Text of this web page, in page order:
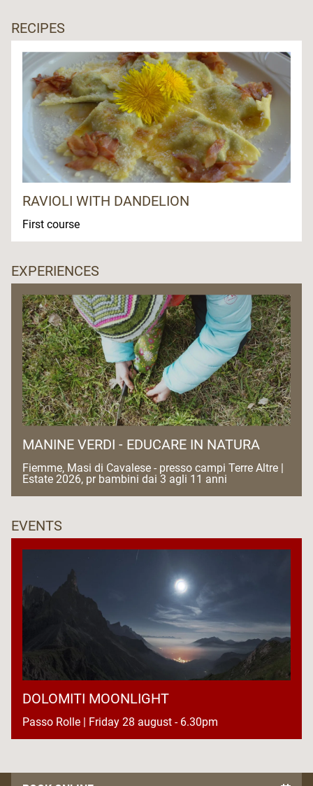
RECIPES
RAVIOLI WITH DANDELION
First course
EXPERIENCES
MANINE VERDI - EDUCARE IN NATURA
Fiemme, Masi di Cavalese - presso campi Terre Altre |
Estate 2026, pr bambini dai 3 agli 11 anni
EVENTS
DOLOMITI MOONLIGHT
Passo Rolle | Friday 28 august - 6.30pm